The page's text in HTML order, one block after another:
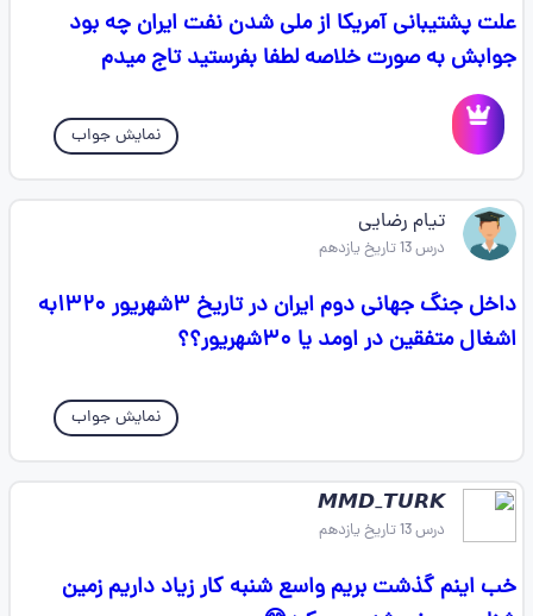
علت پشتیبانی آمریکا از ملی شدن نفت ایران چه بود
جوابش به صورت خلاصه لطفا بفرستید تاج میدم
نمایش جواب
تیام رضایی
درس 13 تاریخ یازدهم
داخل جنگ جهانی دوم ایران در تاریخ ۳شهریور ۱۳۲۰به
اشغال متفقین در اومد یا ۳۰شهریور؟؟
نمایش جواب
𝙈𝙈𝘿_𝙏𝙐𝙍𝙆
درس 13 تاریخ یازدهم
خب اینم گذشت بریم واسع شنبه کار زیاد داریم زمین